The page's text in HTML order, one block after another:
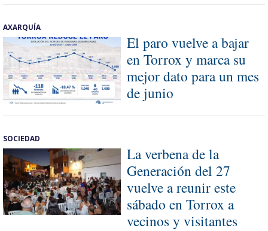
AXARQUÍA
El paro vuelve a bajar
en Torrox y marca su
mejor dato para un mes
de junio
SOCIEDAD
La verbena de la
Generación del 27
vuelve a reunir este
sábado en Torrox a
vecinos y visitantes